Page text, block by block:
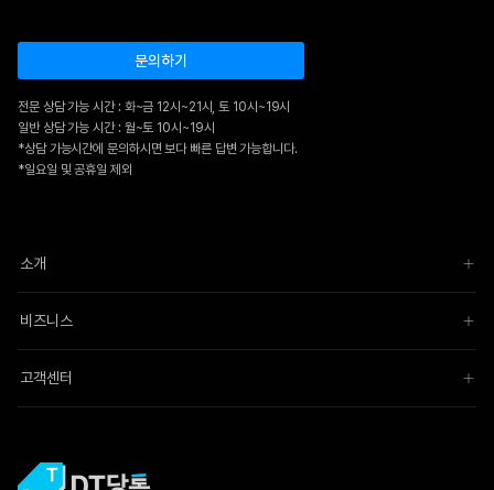
문의하기
전문 상담 가능 시간 : 화~금 12시~21시, 토 10시~19시
일반 상담 가능 시간 : 월~토 10시~19시
*상담 가능시간에 문의하시면 보다 빠른 답변 가능합니다.
*일요일 및 공휴일 제외
소개
비즈니스
고객센터